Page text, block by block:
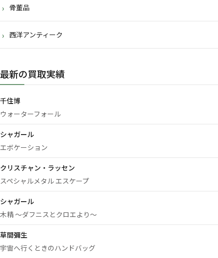
骨董品
西洋アンティーク
最新の買取実績
千住博
ウォーターフォール
シャガール
エボケーション
クリスチャン・ラッセン
スペシャルメタル エスケープ
シャガール
木精 ～ダフニスとクロエより～
草間彌生
宇宙へ行くときのハンドバッグ